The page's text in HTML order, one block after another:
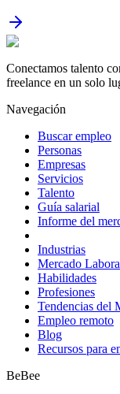
Conectamos talento
freelance en un solo
Navegación
Buscar empleo
Personas
Empresas
Servicios
Talento
Guía salarial
Informe del
Industrias
Mercado
Habilidades
Profesiones
Tendencias del
Empleo remoto
Blog
Recursos para
BeBee